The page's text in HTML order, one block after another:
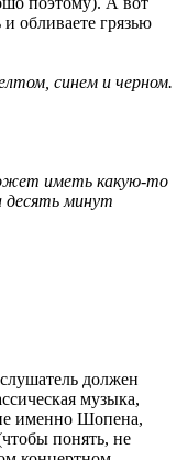
и обливаете грязью
синем и черном.
иметь какую-то
десять минут
должен
музыка,
именно Шопена,
понять, не